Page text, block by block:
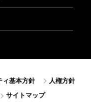
ィ基本方針
人権方針
サイトマップ